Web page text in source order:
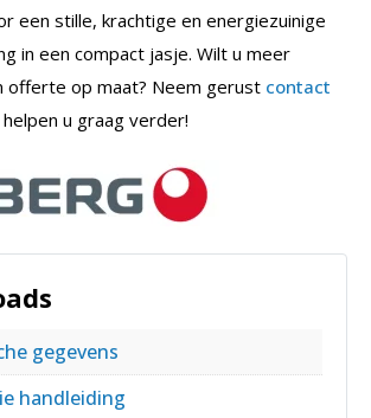
een stille, krachtige en energiezuinige
in een compact jasje. Wilt u meer
offerte op maat? Neem gerust contact
u graag verder!
gegevens
handleiding